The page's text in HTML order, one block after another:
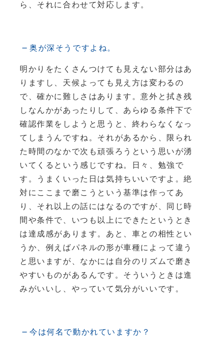
ら、それに合わせて対応します。
奥が深そうですよね。
明かりをたくさんつけても見えない部分はあ
りますし、天候よっても見え方は変わるの
で、確かに難しさはあります。意外と拭き残
しなんかがあったりして、あらゆる条件下で
確認作業をしようと思うと、終わらなくなっ
てしまうんですね。それがあるから、限られ
た時間のなかで次も頑張ろうという思いが湧
いてくるという感じですね。日々、勉強で
す。うまくいった日は気持ちいいですよ。絶
対にここまで磨こうという基準は作ってあ
り、それ以上の話にはなるのですが、同じ時
間や条件で、いつも以上にできたというとき
は達成感があります。あと、車との相性とい
うか、例えばパネルの形が車種によって違う
と思いますが、なかには自分のリズムで磨き
やすいものがあるんです。そういうときは進
みがいいし、やっていて気分がいいです。
今は何名で動かれていますか？